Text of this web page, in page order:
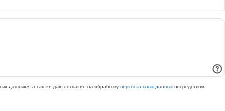
данных», а так же даю согласие на обработку персональных данных посредством